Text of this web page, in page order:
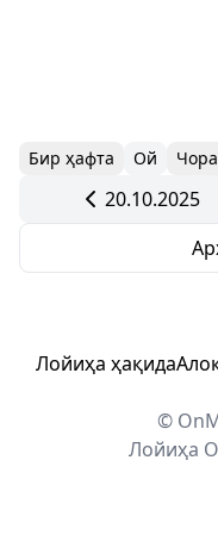
Бир ҳафта Ой
20.10.2025
Лойиҳа ҳақида
©
Лойиҳа